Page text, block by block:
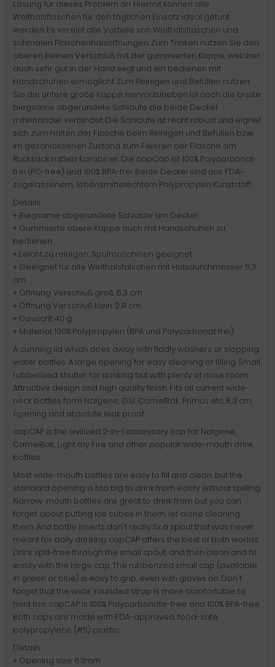
Lösung für dieses Problem an. Hiermit können alle
Weithalsflaschen für den täglichen Einsatz ideal getunt
werden. Es vereint alle Vorteile von Weithalsflaschen und
schmalen Flaschenhalsöffnungen. Zum Trinken nutzen Sie den
oberen kleinen Verschluß mit der gummierten Kappe, welcher
auch sehr gut in der Hand liegt und ein bedienen mit
Handschuhen ermöglicht. Zum Reinigen und Befüllen nutzen
Sie die untere große Kappe. Hervorzuheben ist noch die breite
biegsame abgerundete Schlaufe die beide Deckel
miteinander verbindet. Die Schlaufe ist recht robust und eignet
sich zum Halten der Flasche beim Reinigen und Befüllen bzw.
im geschlossenen Zustand zum Fixieren der Flasche am
Rucksack mittels Karabiner. Die capCap ist 100% Polycarbonat-
frei (PC-free) und 100% BPA-frei. Beide Deckel sind aus FDA-
zugelassenem, lebensmittelechtem Polypropylen Kunststoff.
Details:
+ Biegsame abgerundete Schlaufe am Deckel
+ Gummierte obere Kappe auch mit Handschuhen zu
bedienen
+ Leicht zu reinigen, Spülmaschinen geeignet
+ Geeignet für alle Weithalsfalschen mit Halsdurchmesser 5,3
cm
+ Öffnung Verschluß groß: 6,3 cm
+ Öffnung Verschluß klein: 2,8 cm
+ Gewicht: 40 g
+ Material: 100% Polypropylen (BPA und Polycarbonat frei)
A cunning lid which does away with fiddly washers or slopping
water bottles. A large opening for easy cleaning or filling. Small,
rubberised shutter for drinking but with plenty of nose room.
Attractive design and high quality finish. Fits all current wide-
neck bottles form Nalgene, GSI, CamelBak, Primus etc. 5,3 cm
opening and absolute leak proof.
capCAP is the civilized 2-in-1 accessory cap for Nalgene,
CamelBak, Light my Fire and other popular wide-mouth drink
bottles.
Most wide-mouth bottles are easy to fill and clean, but the
standard opening is too big to drink from easily without spilling.
Narrow-mouth bottles are great to drink from but you can
forget about putting ice cubes in them, let alone cleaning
them. And bottle inserts don't really fix a spout that was never
meant for daily drinking. capCAP offers the best of both worlds.
Drink spill-free through the small spout, and then clean and fill
easily with the large cap. The rubberized small cap (available
in green or blue) is easy to grip, even with gloves on. Don't
forget that the wide, rounded strap is more comfortable to
hold too. capCAP is 100% Polycarbonate-free and 100% BPA-free.
Both caps are made with FDA-approved, food-safe
polypropylene (#5) plastic.
Details:
+ Opening size: 63mm